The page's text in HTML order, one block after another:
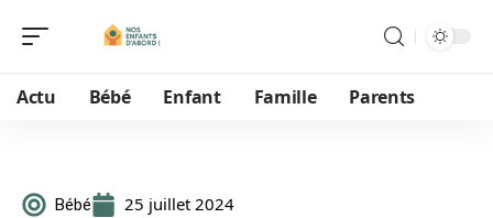
Actu Bébé Enfant Famille Parents
Bébé 25 juillet 2024